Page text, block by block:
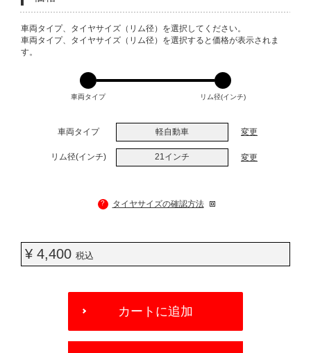
VARIATIONS
車両タイプ、タイヤサイズ（リム径）を選択してください。
車両タイプ、タイヤサイズ（リム径）を選択すると価格が表示されま
す。
車両タイプ リム径(インチ)
車両タイプ 軽自動車 変更
リム径(インチ) 21インチ 変更
? タイヤサイズの確認方法
¥ 4,400 税込
OPTIONS
カートに追加